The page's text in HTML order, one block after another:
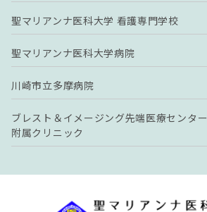
聖マリアンナ医科大学 看護専門学校
聖マリアンナ医科大学病院
川崎市立多摩病院
ブレスト＆イメージング先端医療センター
附属クリニック